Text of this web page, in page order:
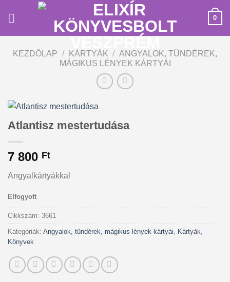
0
KEZDŐLAP / KÁRTYÁK / ANGYALOK, TÜNDÉREK,
MÁGIKUS LÉNYEK KÁRTYÁI
Atlantisz mestertudása
7 800 Ft
Angyalkártyákkal
Elfogyott
Cikkszám: 3661
Kategóriák: Angyalok, tündérek, mágikus lények kártyái Kártyák
Könyvek